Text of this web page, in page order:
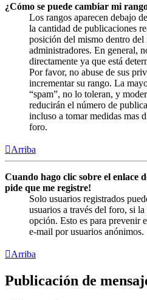
¿Cómo se puede cambiar mi
Los rangos aparecen debajo
la cantidad de publicaciones
posición del mismo dentro
administradores. En general,
directamente ya que está
Por favor, no abuse de sus
incrementar su rango. La
“spam”, no lo toleran, y
reducirán el número de
incluso a tomar medidas mas
foro.
Arriba
Cuando hago clic sobre el enlace
pide que me registre!
Solo usuarios registrados
usuarios a través del foro, si
opción. Esto es para prevenir
e-mail por usuarios anónimos.
Arriba
Publicación de